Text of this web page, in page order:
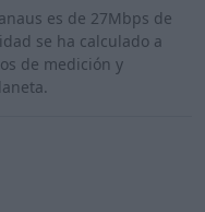
es de 27Mbps de
se ha calculado a
de medición y